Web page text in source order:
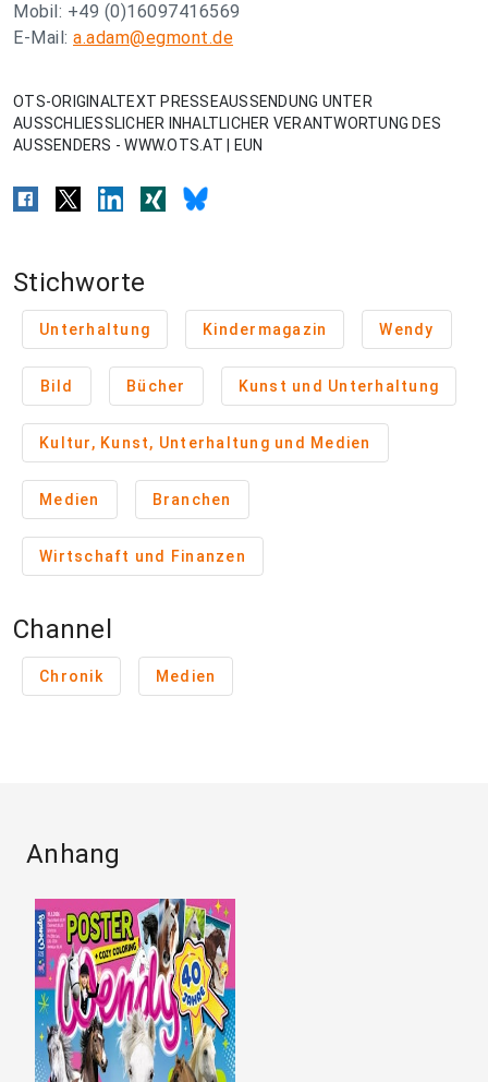
Mobil: +49 (0)16097416569
E-Mail: a.adam@egmont.de
OTS-ORIGINALTEXT PRESSEAUSSENDUNG UNTER
AUSSCHLIESSLICHER INHALTLICHER VERANTWORTUNG DES
AUSSENDERS - WWW.OTS.AT | EUN
Stichworte
Unterhaltung Kindermagazin Wendy
Bild Bücher Kunst und Unterhaltung
Kultur, Kunst, Unterhaltung und Medien
Medien Branchen
Wirtschaft und Finanzen
Channel
Chronik Medien
Anhang